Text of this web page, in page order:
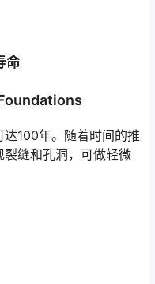
命
100年。随着时间的推
缝和孔洞，可做轻微